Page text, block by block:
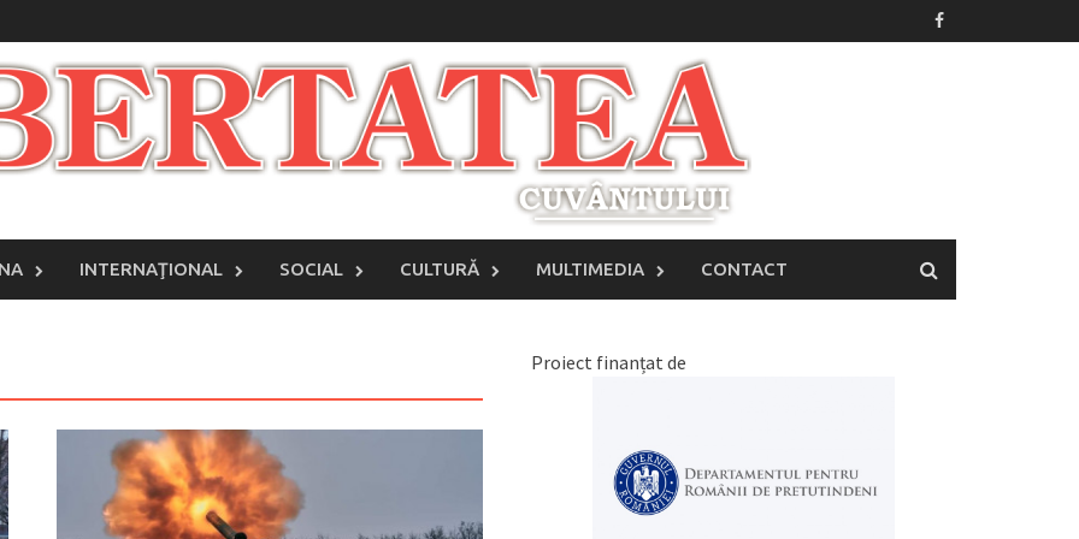
INTERNAŢIONAL SOCIAL CULTURĂ MULTIMEDIA CONTACT
Proiect finanțat de